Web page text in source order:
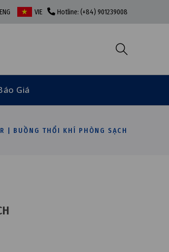
ENG VIE Hotline: (+84) 901239008
Giá
| BUỒNG THỔI KHÍ PHÒNG SẠCH